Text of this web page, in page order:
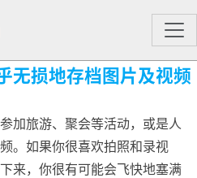
无损地存档图片及视频
加旅游、聚会等活动，或是人
。如果你很喜欢拍照和录视
来，你很有可能会飞快地塞满